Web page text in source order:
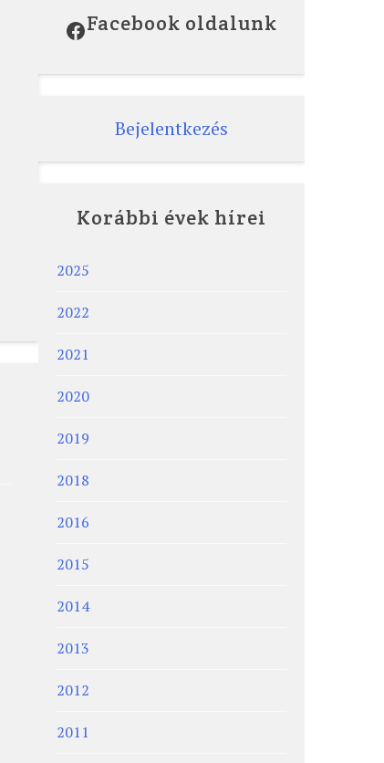
Facebook
Facebook oldalunk
Bejelentkezés
Korábbi évek hírei
2025
2022
2021
2020
2019
2018
2016
2015
2014
2013
2012
2011